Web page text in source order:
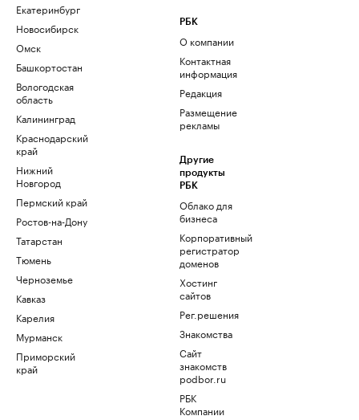
Екатеринбург
Новосибирск
Омск
Башкортостан
Вологодская
область
Калининград
Краснодарский
край
Нижний
Новгород
Пермский край
Ростов-на-Дону
Татарстан
Тюмень
Черноземье
Кавказ
Карелия
Мурманск
Приморский
край
РБК
О компании
Контактная
информация
Редакция
Размещение
рекламы
Другие
продукты
РБК
Облако для
бизнеса
Корпоративный
регистратор
доменов
Хостинг
сайтов
Рег.решения
Знакомства
Сайт
знакомств
podbor.ru
РБК
Компании